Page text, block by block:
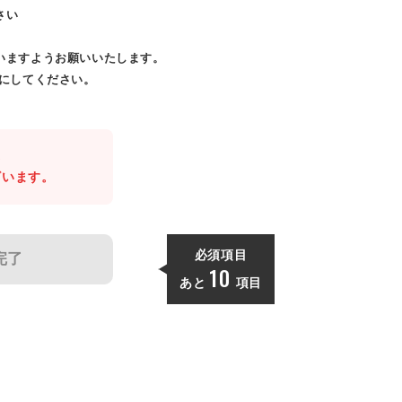
い
すようお願いいたします。
してください。
ます。
了 必須項目
あと 10 項目